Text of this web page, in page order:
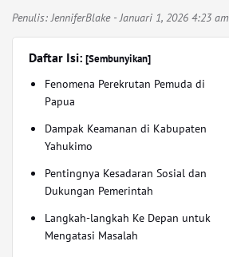
Penulis:JenniferBlake- Januari 1, 2026 4:23 am
Daftar Isi: [Sembunyikan]
Fenomena Perekrutan Pemuda di
Papua
Dampak Keamanan di Kabupaten
Yahukimo
Pentingnya Kesadaran Sosial dan
Dukungan Pemerintah
Langkah-langkah Ke Depan untuk
Mengatasi Masalah